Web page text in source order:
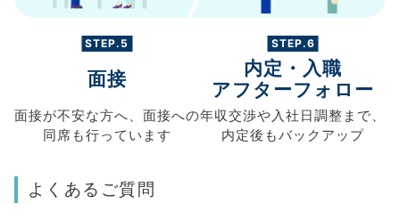
STEP.5
面接
面接が不安な方へ、 面接への
同席も行っています
STEP.6
内定・入職
アフターフォロー
年収交渉や 入社日調整まで、
内定後もバックアップ
よくあるご質問